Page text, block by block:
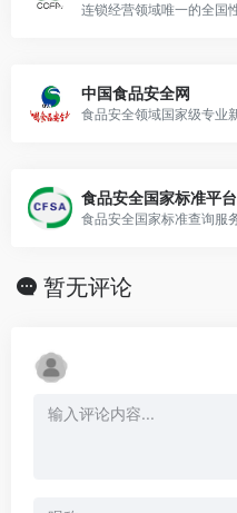
中国食品安全网
食品安全国家标准平台
暂无评论